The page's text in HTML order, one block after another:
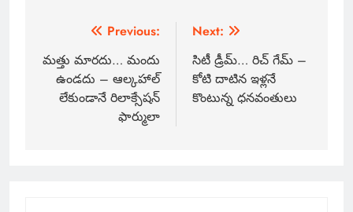
Previous:
మత్తు మారదు… మందు
ఉండదు – ఆల్కహాల్
లేకుండానే రిలాక్సేషన్
ఫార్ములా
Next:
సిటీ డ్రీమ్… రిచ్ గేమ్ –
కోటి దాటిన ఇళ్లనే
కొంటున్న ధనవంతులు